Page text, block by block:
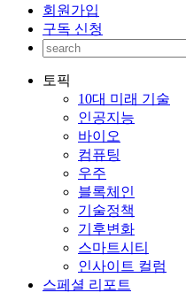
회원가입
구독 신청
토픽
10대 미래 기술
인공지능
바이오
컴퓨팅
우주
블록체인
기술정책
기후변화
스마트시티
인사이트 컬럼
스페셜 리포트